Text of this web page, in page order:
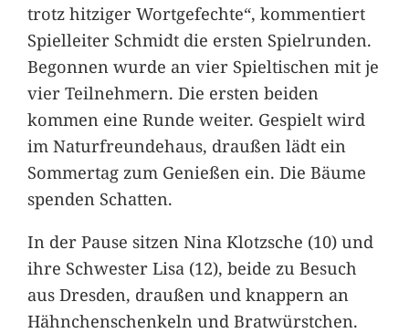
trotz hitziger Wortgefechte“, kommentiert
Spielleiter Schmidt die ersten Spielrunden.
Begonnen wurde an vier Spieltischen mit je
vier Teilnehmern. Die ersten beiden
kommen eine Runde weiter. Gespielt wird
im Naturfreundehaus, draußen lädt ein
Sommertag zum Genießen ein. Die Bäume
spenden Schatten.
In der Pause sitzen Nina Klotzsche (10) und
ihre Schwester Lisa (12), beide zu Besuch
aus Dresden, draußen und knappern an
Hähnchenschenkeln und Bratwürstchen.